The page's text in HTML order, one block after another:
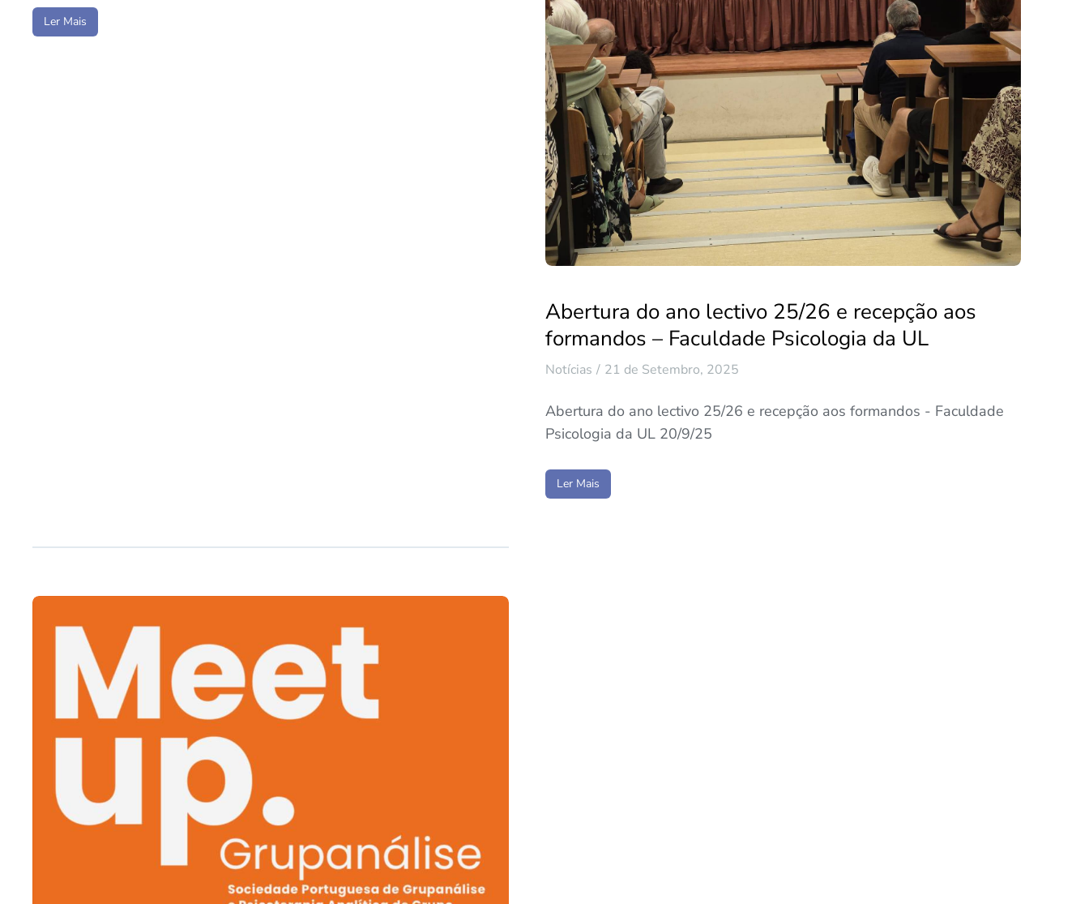
Ler Mais
Abertura do ano lectivo 25/26 e recepção aos
formandos – Faculdade Psicologia da UL
Notícias 21 de Setembro, 2025
Abertura do ano lectivo 25/26 e recepção aos formandos - Faculdade
Psicologia da UL 20/9/25
Ler Mais